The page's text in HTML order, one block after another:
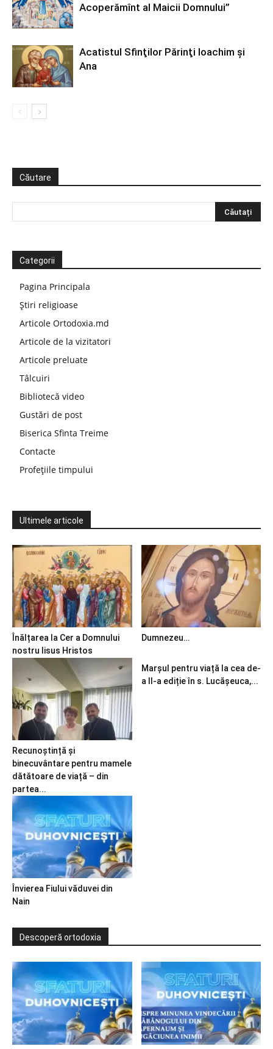
Acoperămînt al Maicii Domnului”
Acatistul Sfinţilor Părinţi Ioachim şi
Ana
Căutare
Categorii
Pagina Principala
Știri religioase
Articole Ortodoxia.md
Articole de la vizitatori
Articole preluate
Tâlcuiri
Bibliotecă video
Gustări de post
Biserica Sfinta Treime
Contacte
Profețiile timpului
Ultimele articole
Înălțarea la Cer a Domnului
nostru Iisus Hristos
Dumnezeu…
Recunoștință și
binecuvântare pentru mamele
dătătoare de viață – din
partea...
Marșul pentru viață la cea de-
a II-a ediție în s. Lucășeuca,...
Învierea Fiului văduvei din
Nain
Descoperă ortodoxia